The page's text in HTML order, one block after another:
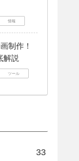
情報
制作！
解説
ツール
33